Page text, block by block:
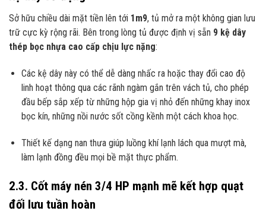
Sở hữu chiều dài mặt tiền lên tới 1m9, tủ mở ra một không gian lưu
trữ cực kỳ rộng rãi. Bên trong lòng tủ được định vị sẵn 9 kệ dây
thép bọc nhựa cao cấp chịu lực nặng:
Các kệ dây này có thể dễ dàng nhấc ra hoặc thay đổi cao độ
linh hoạt thông qua các rãnh ngàm gắn trên vách tủ, cho phép
đầu bếp sắp xếp từ những hộp gia vị nhỏ đến những khay inox
bọc kín, những nồi nước sốt cồng kềnh một cách khoa học.
Thiết kế dạng nan thưa giúp luồng khí lạnh lách qua mượt mà,
làm lạnh đồng đều mọi bề mặt thực phẩm.
2.3. Cốt máy nén 3/4 HP mạnh mẽ kết hợp quạt
đối lưu tuần hoàn